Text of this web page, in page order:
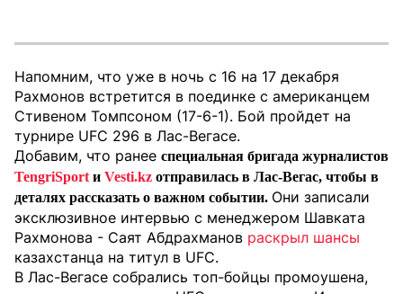
Напомним, что уже в ночь с 16 на 17 декабря
Рахмонов встретится в поединке с американцем
Стивеном Томпсоном (17-6-1). Бой пройдет на
турнире UFC 296 в Лас-Вегасе.
Добавим, что ранее специальная бригада журналистов
TengriSport и Vesti.kz отправилась в Лас-Вегас, чтобы в
деталях рассказать о важном событии. Они записали
эксклюзивное интервью с менеджером Шавката
Рахмонова - Саят Абдрахманов раскрыл шансы
казахстанца на титул в UFC.
В Лас-Вегасе собрались топ-бойцы промоушена,